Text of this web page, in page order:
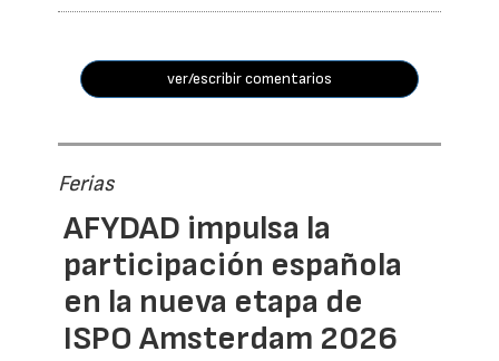
ver/escribir comentarios
Ferias
AFYDAD impulsa la
participación española
en la nueva etapa de
ISPO Amsterdam 2026